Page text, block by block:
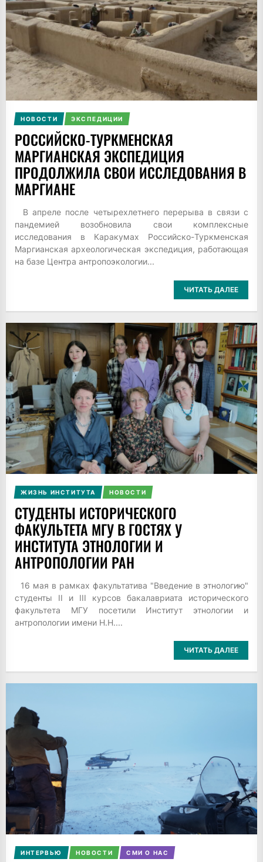
НОВОСТИ ЭКСПЕДИЦИИ
РОССИЙСКО-ТУРКМЕНСКАЯ
МАРГИАНСКАЯ ЭКСПЕДИЦИЯ
ПРОДОЛЖИЛА СВОИ ИССЛЕДОВАНИЯ В
МАРГИАНЕ
В апреле после четырехлетнего перерыва в связи с
пандемией возобновила свои комплексные
исследования в Каракумах Российско-Туркменская
Маргианская археологическая экспедиция, работающая
на базе Центра антропоэкологии...
ЧИТАТЬ ДАЛЕЕ
ЖИЗНЬ ИНСТИТУТА НОВОСТИ
СТУДЕНТЫ ИСТОРИЧЕСКОГО
ФАКУЛЬТЕТА МГУ В ГОСТЯХ У
ИНСТИТУТА ЭТНОЛОГИИ И
АНТРОПОЛОГИИ РАН
16 мая в рамках факультатива "Введение в этнологию"
студенты II и III курсов бакалавриата исторического
факультета МГУ посетили Институт этнологии и
антропологии имени Н.Н....
ЧИТАТЬ ДАЛЕЕ
ИНТЕРВЬЮ НОВОСТИ СМИ О НАС